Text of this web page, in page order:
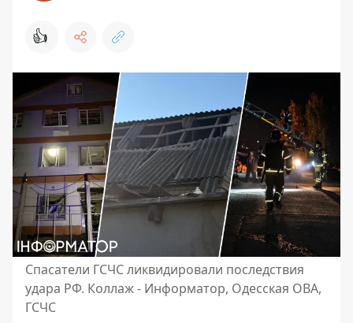
👍
Спасатели ГСЧС ликвидировали последствия
удара РФ. Коллаж - Информатор, Одесская ОВА,
ГСЧС